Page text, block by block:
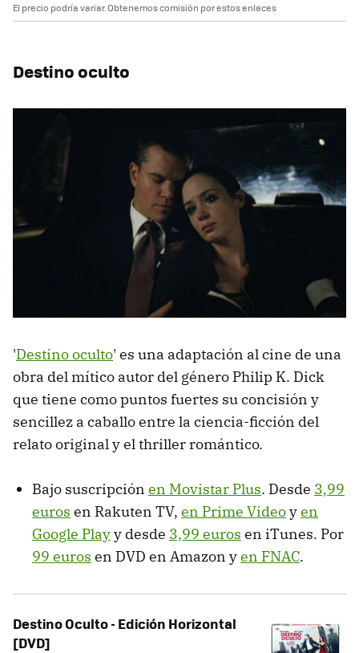
El precio podría variar. Obtenemos comisión por estos enlaces
Destino oculto
'Destino oculto' es una adaptación al cine de una
obra del mítico autor del género Philip K. Dick
que tiene como puntos fuertes su concisión y
sencillez a caballo entre la ciencia-ficción del
relato original y el thriller romántico.
Bajo suscripción en Movistar Plus. Desde 3,99
euros en Rakuten TV, en Prime Videoyen
Google Playy desde 3,99 euros en iTunes. Por
99 euros en DVD en Amazon yen FNAC.
Destino Oculto - Edición Horizontal
[DVD]